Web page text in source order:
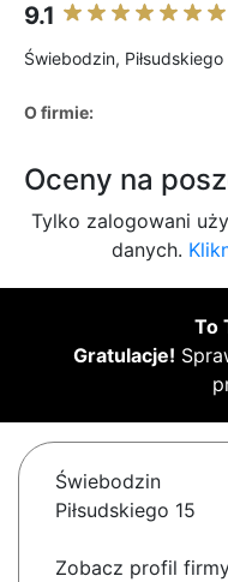
9.1
Świebodzin, Piłsudskiego
O firmie:
Oceny na
Tylko zalogowani
danych.
To
Gratulacje!
Świebodzin
Piłsudskiego 15
Zobacz profil